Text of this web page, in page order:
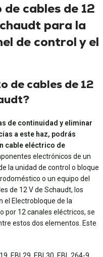
cables de 12
para la
de control y el
de cables de 12
de continuidad y eliminar
a este haz, podrás
cable eléctrico de
electrónicos de un
la unidad de control o bloque
o un equipo del
de 12 V de Schaudt, los
el Electrobloque de la
por 12 canales eléctricos, se
estos dos elementos. Este